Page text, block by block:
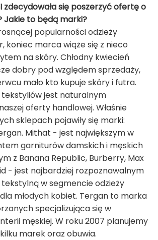
zdecydowała się poszerzyć ofertę o
Jakie to będą marki?
popularności odzieży
koniec marca wiąże się z nieco
na skóry. Chłodny kwiecień
dobry pod względem sprzedaży,
mało kto kupuje skóry i futra.
jest naturalnym
oferty handlowej. Właśnie
sklepach pojawiły się marki:
Mithat - jest największym w
garniturów damskich i męskich
z Banana Republic, Burberry, Max
- jest najbardziej rozpoznawalnym
w segmencie odzieży
młodych kobiet. Tergan to marka
specjalizująca się w
męskiej. W roku 2007 planujemy
marek oraz obuwia.